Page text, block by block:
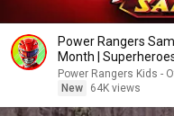
Power Rangers
Month |
Power Rangers Kids -
New
64K views